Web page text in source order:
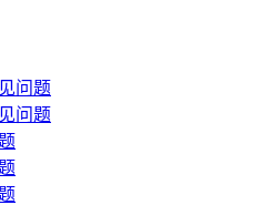
问题
问题